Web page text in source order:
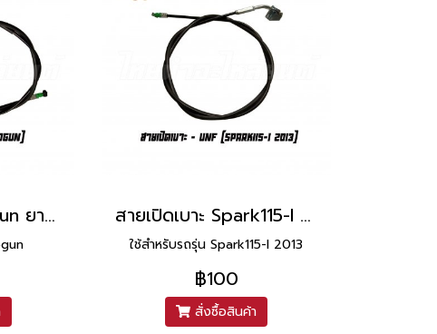
สายเปิดเบาะ Shogun ยาว 58 นิ้ว ยี่ห้อ UNF สายเปิดเบาะ Spark115-I 2013 ยาว 53 นิ้ว ยี่ห้อ UNF
ใช้สำหรับรถรุ่น Spark115-I 2013
฿100
สั่งซื้อสินค้า